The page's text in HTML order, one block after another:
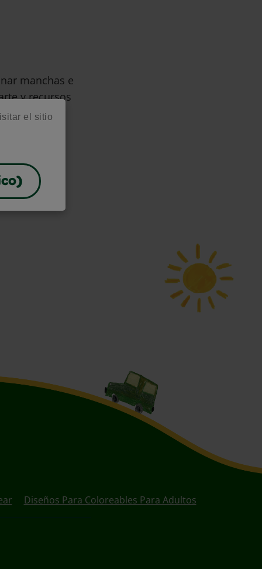
el sitio
manchas e
y recursos
Diseños Para Coloreables Para Adultos